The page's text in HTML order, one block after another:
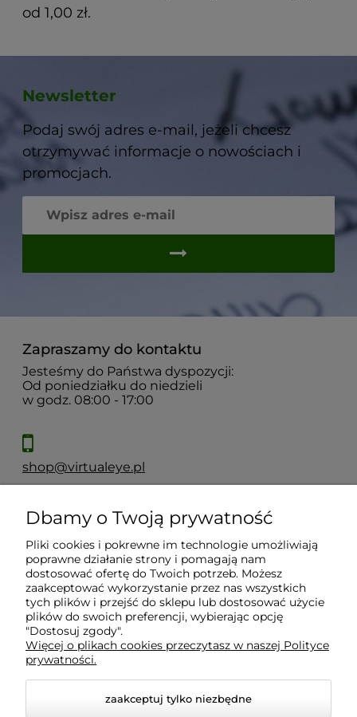
od 1,00 zł.
Newsletter
Podaj swój adres e-mail, jeżeli chcesz
otrzymywać informacje o nowościach i
promocjach.
Zapraszamy do kontaktu
Jesteśmy do Państwa dyspozycji:
Od poniedziałku do niedzieli
w godz. 08:00 - 17:00
shop@virtualeye.pl
Moje konto
Płatności i dostawa
Informacje
O nas
Dbamy o Twoją prywatność
Pliki cookies i pokrewne im technologie umożliwiają
poprawne działanie strony i pomagają nam
dostosować ofertę do Twoich potrzeb. Możesz
zaakceptować wykorzystanie przez nas wszystkich
tych plików i przejść do sklepu lub dostosować użycie
plików do swoich preferencji, wybierając opcję
"Dostosuj zgody".
Więcej o plikach cookies przeczytasz w naszej Polityce
prywatności.
zaakceptuj tylko niezbędne